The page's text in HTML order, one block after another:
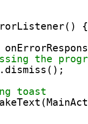
{
the
toast